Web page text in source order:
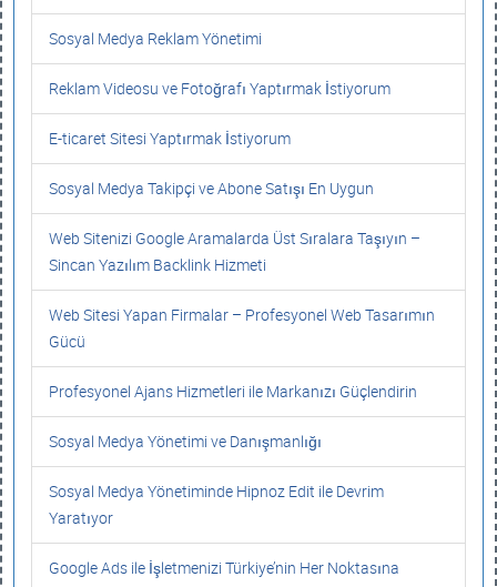
Sosyal Medya Reklam Yönetimi
Reklam Videosu ve Fotoğrafı Yaptırmak İstiyorum
E-ticaret Sitesi Yaptırmak İstiyorum
Sosyal Medya Takipçi ve Abone Satışı En Uygun
Web Sitenizi Google Aramalarda Üst Sıralara Taşıyın –
Sincan Yazılım Backlink Hizmeti
Web Sitesi Yapan Firmalar – Profesyonel Web Tasarımın
Gücü
Profesyonel Ajans Hizmetleri ile Markanızı Güçlendirin
Sosyal Medya Yönetimi ve Danışmanlığı
Sosyal Medya Yönetiminde Hipnoz Edit ile Devrim
Yaratıyor
Google Ads ile İşletmenizi Türkiye’nin Her Noktasına